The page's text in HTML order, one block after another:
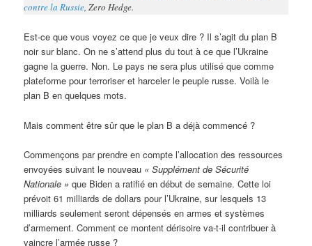
contre la Russie, Zero Hedge.
Est-ce que vous voyez ce que je veux dire ? Il s’agit du plan B
noir sur blanc. On ne s’attend plus du tout à ce que l’Ukraine
gagne la guerre. Non. Le pays ne sera plus utilisé que comme
plateforme pour terroriser et harceler le peuple russe. Voilà le
plan B en quelques mots.
Mais comment être sûr que le plan B a déjà commencé ?
Commençons par prendre en compte l’allocation des ressources
envoyées suivant le nouveau « Supplément de Sécurité
Nationale » que Biden a ratifié en début de semaine. Cette loi
prévoit 61 milliards de dollars pour l’Ukraine, sur lesquels 13
milliards seulement seront dépensés en armes et systèmes
d’armement. Comment ce montent dérisoire va-t-il contribuer à
vaincre l’armée russe ?